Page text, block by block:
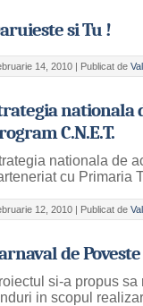
si Tu !
14, 2010 | Publicat de
nationala
C.N.E.T.
nationala de
cu Primaria
12, 2010 | Publicat de
de Poveste
si-a propus
in scopul